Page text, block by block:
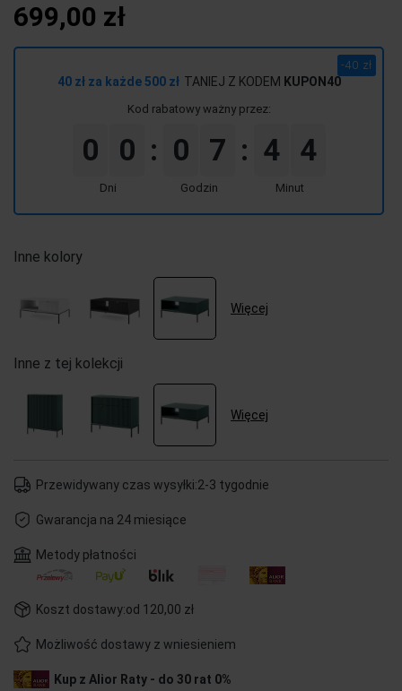
699,00 zł
40 zł za każde 500 zł TANIEJ Z KODEM KUPON40
Kod rabatowy ważny przez:
-40 zł
0 0
Dni
: 0 7
Godzin
: 4 4
Minut
Inne kolory
Więcej
Inne z tej kolekcji
Więcej
Przewidywany czas wysyłki:2-3 tygodnie
Gwarancja na 24 miesiące
Metody płatności
Koszt dostawy:od 120,00 zł
Możliwość dostawy z wniesieniem
Kup z Alior Raty - do 30 rat 0%